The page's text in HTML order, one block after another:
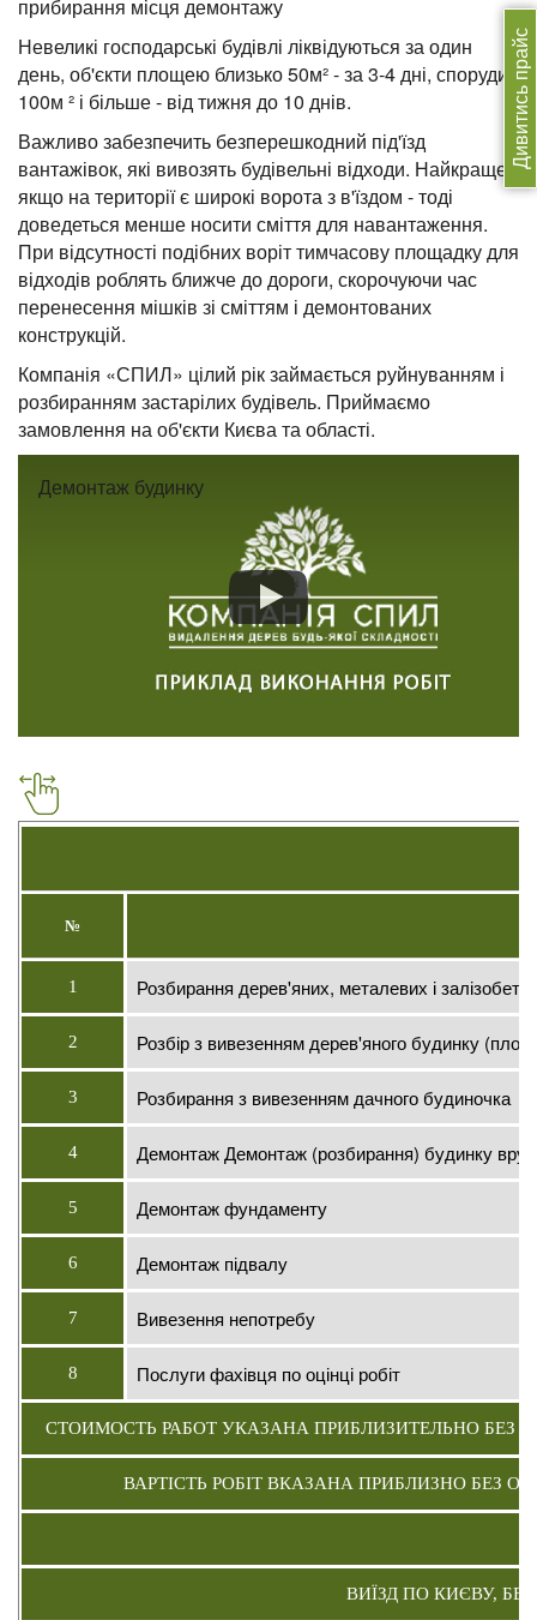
Дивитись прайс
прибирання місця демонтажу
Невеликі господарські будівлі ліквідуються за один
день, об'єкти площею близько 50м² - за 3-4 дні, споруди
100м ² і більше - від тижня до 10 днів.
Важливо забезпечить безперешкодний під'їзд
вантажівок, які вивозять будівельні відходи. Найкраще,
якщо на території є широкі ворота з в'їздом - тоді
доведеться менше носити сміття для навантаження.
При відсутності подібних воріт тимчасову площадку для
відходів роблять ближче до дороги, скорочуючи час
перенесення мішків зі сміттям і демонтованих
конструкцій.
Компанія «СПИЛ» цілий рік займається руйнуванням і
розбиранням застарілих будівель. Приймаємо
замовлення на об'єкти Києва та області.
Демонтаж будинку
№
1 Розбирання дерев'яних, металевих і
2 Розбір з вивезенням дерев'яного будинку
3 Розбирання з вивезенням дачного будиночка
4 Демонтаж Демонтаж (розбирання) будинку
5 Демонтаж фундаменту
6 Демонтаж підвалу
7 Вивезення непотребу
8 Послуги фахівця по оцінці робіт
СТОИМОСТЬ РАБОТ УКАЗАНА ПРИБЛИЗИТЕЛЬНО
ВАРТІСТЬ РОБІТ ВКАЗАНА ПРИБЛИЗНО БЕЗ
ВИЇЗД ПО КИЄВУ,